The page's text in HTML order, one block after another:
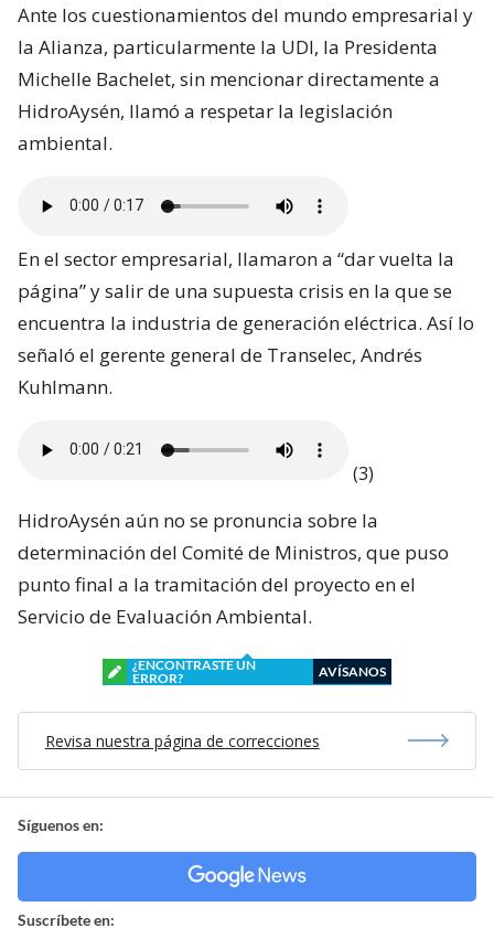
Ante los cuestionamientos del mundo empresarial y
la Alianza, particularmente la UDI, la Presidenta
Michelle Bachelet, sin mencionar directamente a
HidroAysén, llamó a respetar la legislación
ambiental.
En el sector empresarial, llamaron a “dar vuelta la
página” y salir de una supuesta crisis en la que se
encuentra la industria de generación eléctrica. Así lo
señaló el gerente general de Transelec, Andrés
Kuhlmann.
(3)
HidroAysén aún no se pronuncia sobre la
determinación del Comité de Ministros, que puso
punto final a la tramitación del proyecto en el
Servicio de Evaluación Ambiental.
¿ENCONTRASTE UN
ERROR?
AVÍSANOS
Revisa nuestra página de correcciones
Síguenos en:
Suscríbete en: